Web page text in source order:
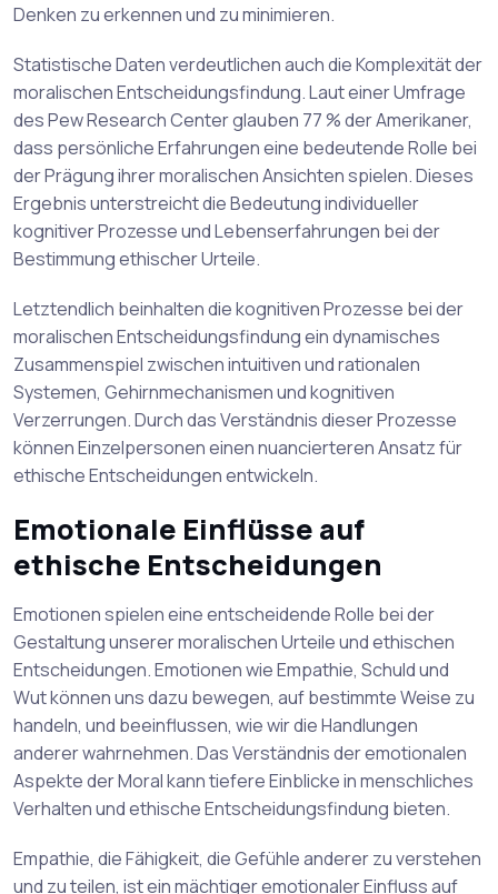
Denken zu erkennen und zu minimieren.
Statistische Daten verdeutlichen auch die Komplexität der
moralischen Entscheidungsfindung. Laut einer Umfrage
des Pew Research Center glauben 77 % der Amerikaner,
dass persönliche Erfahrungen eine bedeutende Rolle bei
der Prägung ihrer moralischen Ansichten spielen. Dieses
Ergebnis unterstreicht die Bedeutung individueller
kognitiver Prozesse und Lebenserfahrungen bei der
Bestimmung ethischer Urteile.
Letztendlich beinhalten die kognitiven Prozesse bei der
moralischen Entscheidungsfindung ein dynamisches
Zusammenspiel zwischen intuitiven und rationalen
Systemen, Gehirnmechanismen und kognitiven
Verzerrungen. Durch das Verständnis dieser Prozesse
können Einzelpersonen einen nuancierteren Ansatz für
ethische Entscheidungen entwickeln.
Emotionale Einflüsse auf
ethische Entscheidungen
Emotionen spielen eine entscheidende Rolle bei der
Gestaltung unserer moralischen Urteile und ethischen
Entscheidungen. Emotionen wie Empathie, Schuld und
Wut können uns dazu bewegen, auf bestimmte Weise zu
handeln, und beeinflussen, wie wir die Handlungen
anderer wahrnehmen. Das Verständnis der emotionalen
Aspekte der Moral kann tiefere Einblicke in menschliches
Verhalten und ethische Entscheidungsfindung bieten.
Empathie, die Fähigkeit, die Gefühle anderer zu verstehen
und zu teilen, ist ein mächtiger emotionaler Einfluss auf